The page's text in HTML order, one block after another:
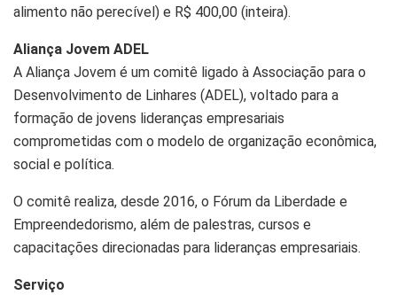
alimento não perecível) e R$ 400,00 (inteira).
Aliança Jovem ADEL
A Aliança Jovem é um comitê ligado à Associação para o
Desenvolvimento de Linhares (ADEL), voltado para a
formação de jovens lideranças empresariais
comprometidas com o modelo de organização econômica,
social e política.
O comitê realiza, desde 2016, o Fórum da Liberdade e
Empreendedorismo, além de palestras, cursos e
capacitações direcionadas para lideranças empresariais.
Serviço